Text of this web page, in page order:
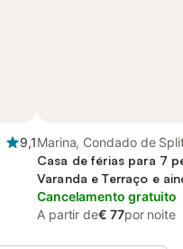
9,1Marina, Condado de
Casa de férias para 7
Varanda e Terraço e
Cancelamento gratuito
A partir de€ 77por noite